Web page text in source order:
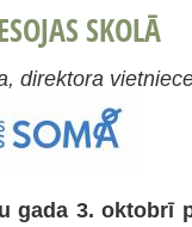
SKOLĀ
direktora
gada 3. oktobrī